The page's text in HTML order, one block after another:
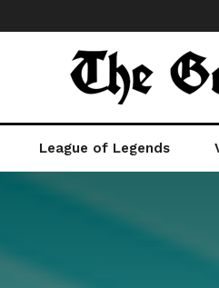
League of Legends